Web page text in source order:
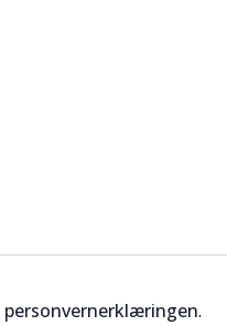
personvernerklæringen.